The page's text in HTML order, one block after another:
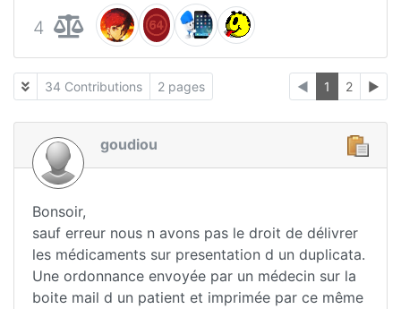
4
34 Contributions 2 pages ◄ 1 2 ►
goudiou
Bonsoir,
sauf erreur nous n avons pas le droit de délivrer
les médicaments sur presentation d un duplicata.
Une ordonnance envoyée par un médecin sur la
boite mail d un patient et imprimée par ce même